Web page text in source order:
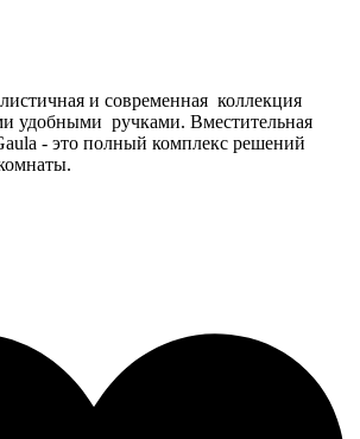
и современная коллекция
удобными ручками. Вместительная
- это полный комплекс решений